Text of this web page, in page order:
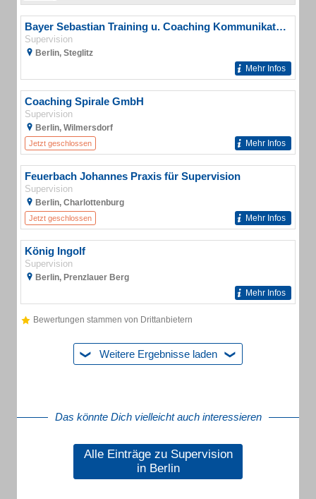
Bayer Sebastian Training u. Coaching Kommunikationstraining
Supervision
Berlin, Steglitz
Mehr Infos
Coaching Spirale GmbH
Supervision
Berlin, Wilmersdorf
Jetzt geschlossen Mehr Infos
Feuerbach Johannes Praxis für Supervision
Supervision
Berlin, Charlottenburg
Jetzt geschlossen Mehr Infos
König Ingolf
Supervision
Berlin, Prenzlauer Berg
Mehr Infos
Bewertungen stammen von Drittanbietern
Weitere Ergebnisse laden
Das könnte Dich vielleicht auch interessieren
Alle Einträge zu Supervision
in Berlin